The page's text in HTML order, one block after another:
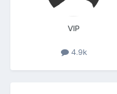
VIP
4.9k